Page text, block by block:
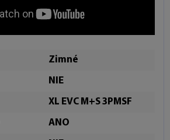
Zimné
NIE
XL EVC M+S 3PMSF
ANO